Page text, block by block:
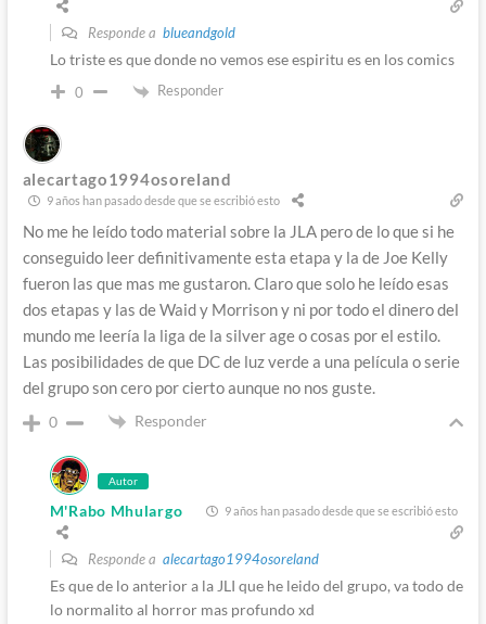
Responde a blueandgold
Lo triste es que donde no vemos ese espiritu es en los comics
0 Responder
alecartago1994osoreland
9 años han pasado desde que se escribió esto
No me he leído todo material sobre la JLA pero de lo que si he
conseguido leer definitivamente esta etapa y la de Joe Kelly
fueron las que mas me gustaron. Claro que solo he leído esas
dos etapas y las de Waid y Morrison y ni por todo el dinero del
mundo me leería la liga de la silver age o cosas por el estilo.
Las posibilidades de que DC de luz verde a una película o serie
del grupo son cero por cierto aunque no nos guste.
0 Responder
Autor
M'Rabo Mhulargo 9 años han pasado desde que se escribió esto
Responde a alecartago1994osoreland
Es que de lo anterior a la JLI que he leido del grupo, va todo de
lo normalito al horror mas profundo xd